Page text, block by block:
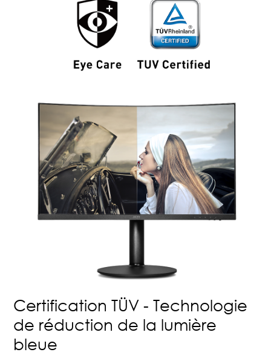
Certification TÜV - Technologie
de réduction de la lumière
bleue